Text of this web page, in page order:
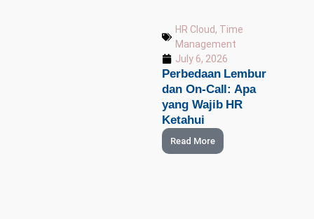
HR Cloud, Time
Management
July 6, 2026
Perbedaan Lembur
dan On-Call: Apa
yang Wajib HR
Ketahui
Read More